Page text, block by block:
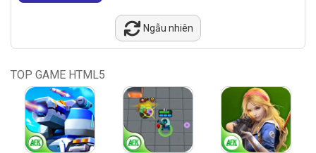
Ngẫu nhiên
TOP GAME HTML5